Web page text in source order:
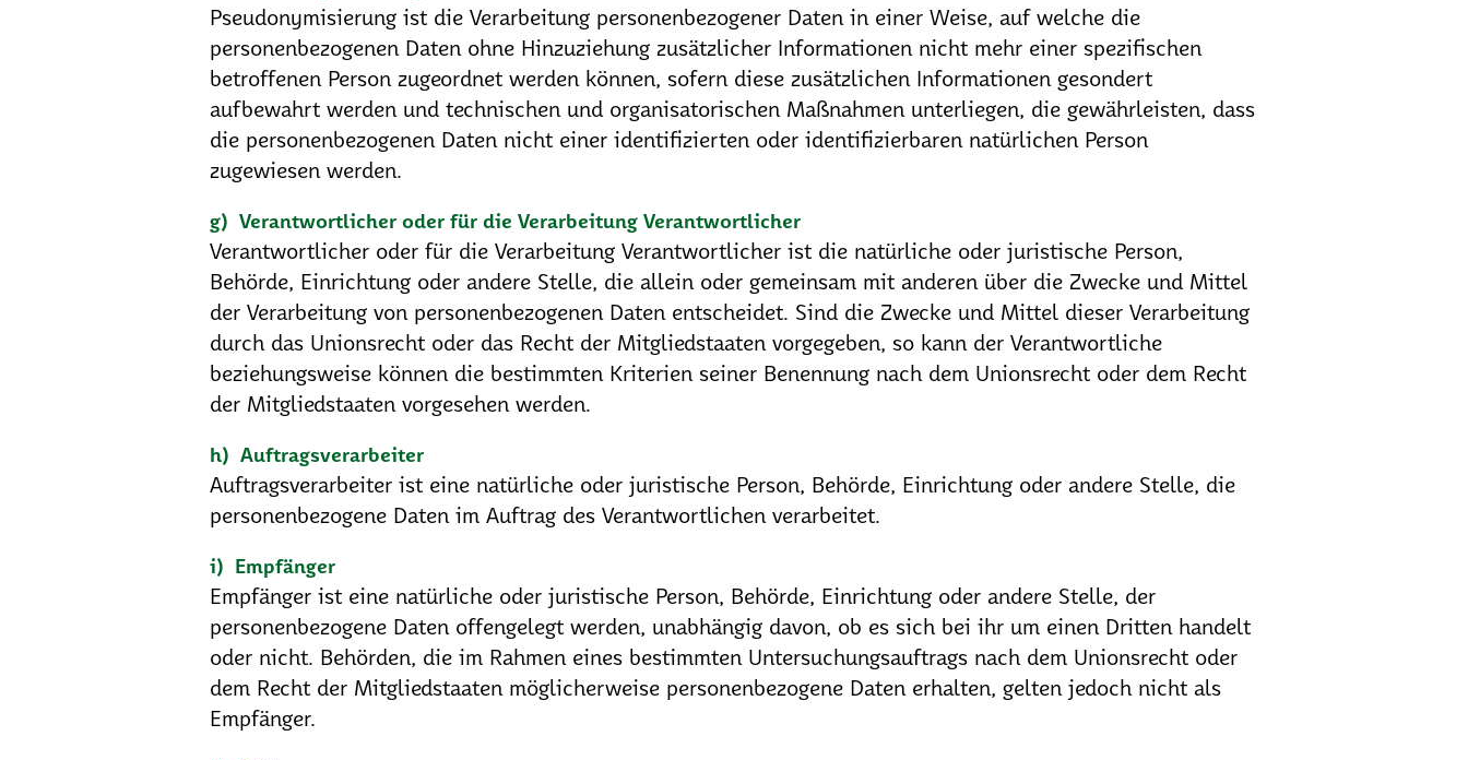
Pseudonymisierung ist die Verarbeitung personenbezogener Daten in einer Weise, auf welche die
personenbezogenen Daten ohne Hinzuziehung zusätzlicher Informationen nicht mehr einer spezifischen
betroffenen Person zugeordnet werden können, sofern diese zusätzlichen Informationen gesondert
aufbewahrt werden und technischen und organisatorischen Maßnahmen unterliegen, die gewährleisten, dass
die personenbezogenen Daten nicht einer identifizierten oder identifizierbaren natürlichen Person
zugewiesen werden.
g) Verantwortlicher oder für die Verarbeitung Verantwortlicher
Verantwortlicher oder für die Verarbeitung Verantwortlicher ist die natürliche oder juristische Person,
Behörde, Einrichtung oder andere Stelle, die allein oder gemeinsam mit anderen über die Zwecke und Mittel
der Verarbeitung von personenbezogenen Daten entscheidet. Sind die Zwecke und Mittel dieser Verarbeitung
durch das Unionsrecht oder das Recht der Mitgliedstaaten vorgegeben, so kann der Verantwortliche
beziehungsweise können die bestimmten Kriterien seiner Benennung nach dem Unionsrecht oder dem Recht
der Mitgliedstaaten vorgesehen werden.
h) Auftragsverarbeiter
Auftragsverarbeiter ist eine natürliche oder juristische Person, Behörde, Einrichtung oder andere Stelle, die
personenbezogene Daten im Auftrag des Verantwortlichen verarbeitet.
i) Empfänger
Empfänger ist eine natürliche oder juristische Person, Behörde, Einrichtung oder andere Stelle, der
personenbezogene Daten offengelegt werden, unabhängig davon, ob es sich bei ihr um einen Dritten handelt
oder nicht. Behörden, die im Rahmen eines bestimmten Untersuchungsauftrags nach dem Unionsrecht oder
dem Recht der Mitgliedstaaten möglicherweise personenbezogene Daten erhalten, gelten jedoch nicht als
Empfänger.